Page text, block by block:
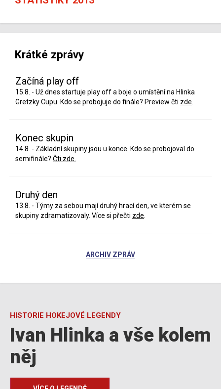
Krátké zprávy
Začíná play off
15.8. - Už dnes startuje play off a boje o umístění na Hlinka
Gretzky Cupu. Kdo se probojuje do finále? Preview čti zde
Konec skupin
14.8. - Základní skupiny jsou u konce. Kdo se probojoval do
semifinále? Čti zde.
Druhý den
13.8. - Týmy za sebou mají druhý hrací den, ve kterém se
skupiny zdramatizovaly. Více si přečti zde
ARCHIV ZPRÁV
HISTORIE HOKEJOVÉ LEGENDY
Ivan Hlinka a vše kolem
něj